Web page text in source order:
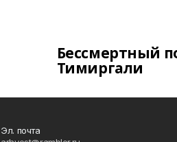
Бессмертный
Тимиргали
Эл. почта